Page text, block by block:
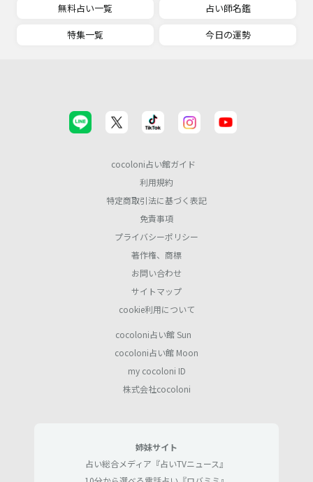
無料占い一覧
占い師名鑑
特集一覧
今日の運勢
cocoloni占い館ガイド
利用規約
特定商取引法に基づく表記
免責事項
プライバシーポリシー
著作権、商標
お問い合わせ
サイトマップ
cookie利用について
cocoloni占い館 Sun
cocoloni占い館 Moon
my cocoloni ID
株式会社cocoloni
姉妹サイト
占い総合メディア『占いTVニュース』